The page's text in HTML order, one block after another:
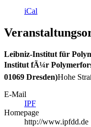
iCal
Leibniz-Institut für
Institut fÃ¼r
01069 Dresden)Hohe
E-Mail
IPF
Homepage
http://www.ipfdd.de